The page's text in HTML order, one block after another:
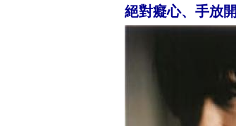
絕對癡心、手放開